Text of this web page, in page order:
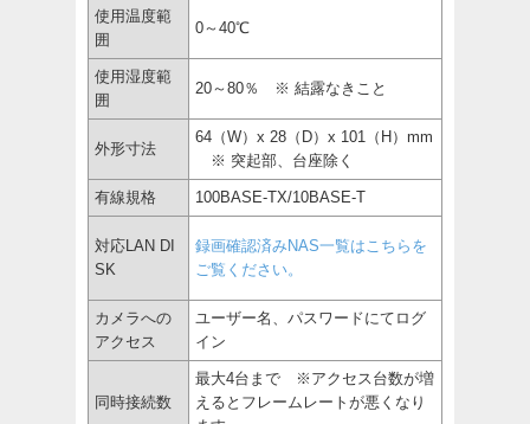
使用温度範
囲
0～40℃
使用湿度範
囲
20～80％ ※ 結露なきこと
外形寸法
64（W）x 28（D）x 101（H）mm
※ 突起部、台座除く
有線規格 100BASE-TX/10BASE-T
対応LAN DI
SK
録画確認済みNAS一覧はこちらを
ご覧ください。
カメラへの
アクセス
ユーザー名、パスワードにてログ
イン
同時接続数
最大4台まで ※アクセス台数が増
えるとフレームレートが悪くなり